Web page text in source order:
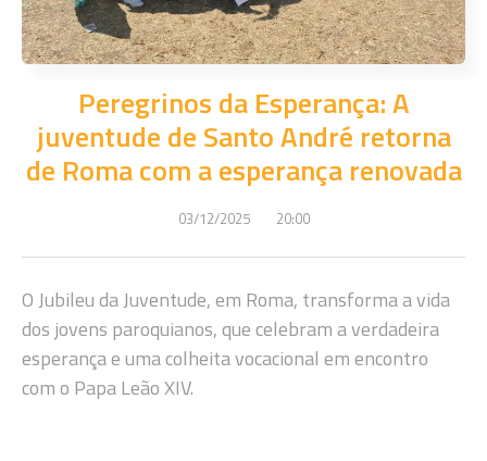
Peregrinos da Esperança: A
juventude de Santo André retorna
de Roma com a esperança renovada
03/12/2025 20:00
O Jubileu da Juventude, em Roma, transforma a vida
dos jovens paroquianos, que celebram a verdadeira
esperança e uma colheita vocacional em encontro
com o Papa Leão XIV.